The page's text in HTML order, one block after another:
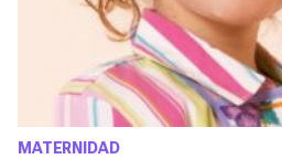
MATERNIDAD